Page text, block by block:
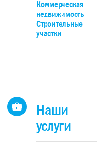
панорамным видом
парк Гржебени. До
20 минут по
Коммерческая
недвижимость
Строительные
участки
Наши
услуги